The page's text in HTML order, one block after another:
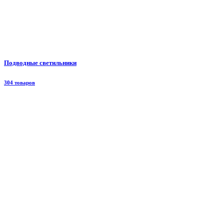
Подводные светильники
304 товаров